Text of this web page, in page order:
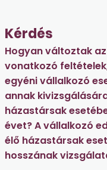
Kérdés
Hogyan változtak
vonatkozó
egyéni vállalkozó
annak
házastársak
évet? A vállalkozó
élő házastársak
hosszának